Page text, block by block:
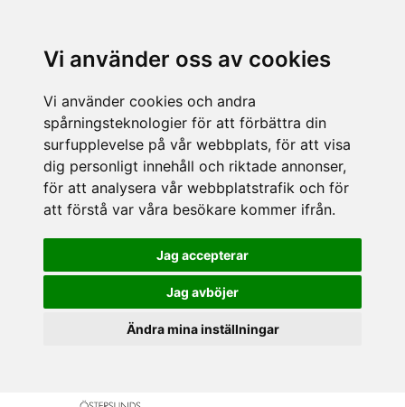
Vi använder oss av cookies
Vi använder cookies och andra
spårningsteknologier för att förbättra din
surfupplevelse på vår webbplats, för att visa
dig personligt innehåll och riktade annonser,
för att analysera vår webbplatstrafik och för
att förstå var våra besökare kommer ifrån.
Jag accepterar
Jag avböjer
Ändra mina inställningar